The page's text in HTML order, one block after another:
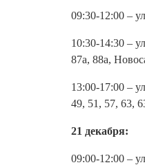
09:30-12:00 –
10:30-14:30 –
87а, 88а,
13:00-17:00 –
49, 51, 57, 63,
21 декабря:
09:00-12:00 –